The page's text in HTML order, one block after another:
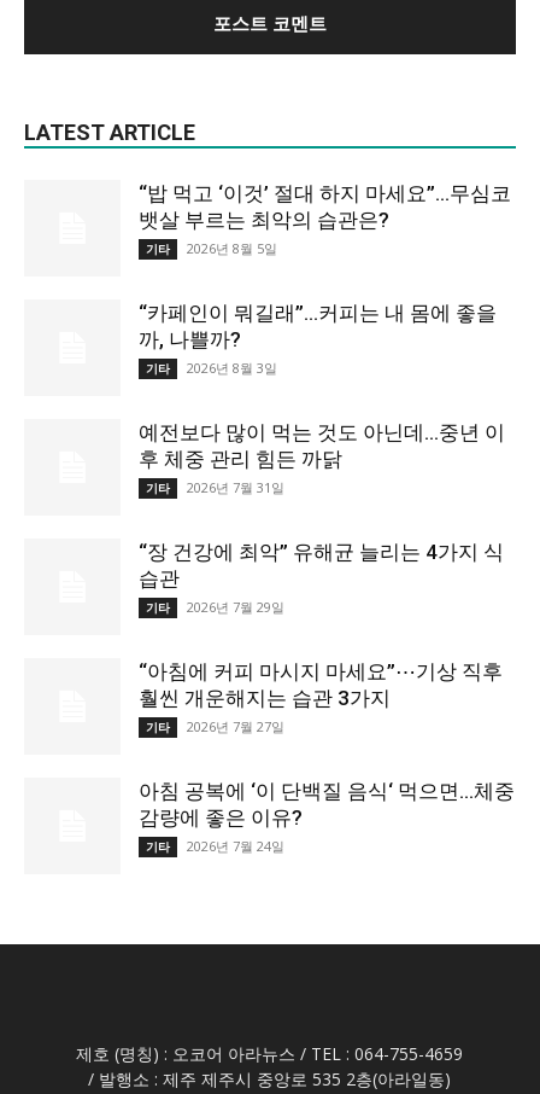
LATEST ARTICLE
“밥 먹고 ‘이것’ 절대 하지 마세요”…무심코
뱃살 부르는 최악의 습관은?
기타 2026년 8월 5일
“카페인이 뭐길래”…커피는 내 몸에 좋을
까, 나쁠까?
기타 2026년 8월 3일
예전보다 많이 먹는 것도 아닌데…중년 이
후 체중 관리 힘든 까닭
기타 2026년 7월 31일
“장 건강에 최악” 유해균 늘리는 4가지 식
습관
기타 2026년 7월 29일
“아침에 커피 마시지 마세요”⋯기상 직후
훨씬 개운해지는 습관 3가지
기타 2026년 7월 27일
아침 공복에 ‘이 단백질 음식‘ 먹으면…체중
감량에 좋은 이유?
기타 2026년 7월 24일
제호 (명칭) : 오코어 아라뉴스 / TEL : 064-755-4659
/ 발행소 : 제주 제주시 중앙로 535 2층(아라일동)